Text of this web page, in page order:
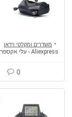
משדרים ומקלטי וידאו
Aliexpress - עלי אקספרס
0